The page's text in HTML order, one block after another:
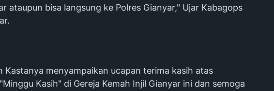
ataupun bisa langsung ke Polres Gianyar," Ujar Kabagops
Kastanya menyampaikan ucapan terima kasih atas
Kasih" di Gereja Kemah Injil Gianyar ini dan semoga